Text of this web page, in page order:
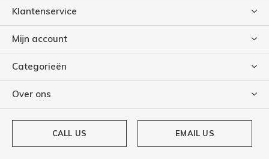
Klantenservice
Mijn account
Categorieën
Over ons
CALL US EMAIL US